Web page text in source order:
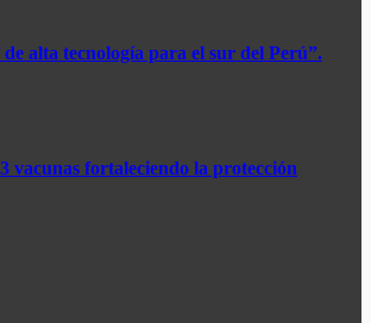
alta tecnología para el sur del Perú”.​
vacunas fortaleciendo la protección